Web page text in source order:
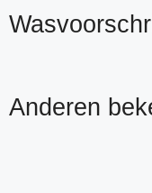
Anderen